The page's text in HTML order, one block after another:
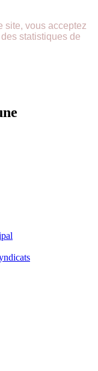
site, vous acceptez
statistiques de